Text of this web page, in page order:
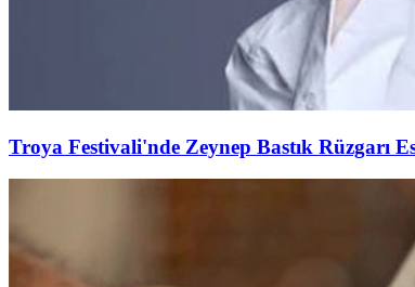
Troya Festivali'nde Zeynep Bastık Rüzgarı